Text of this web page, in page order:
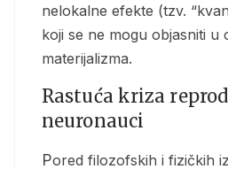
nelokalne efekte (tzv.
koji se ne mogu objasniti u
materijalizma.
Rastuća kriza
neuronauci
Pored filozofskih i fizičkih izazova,